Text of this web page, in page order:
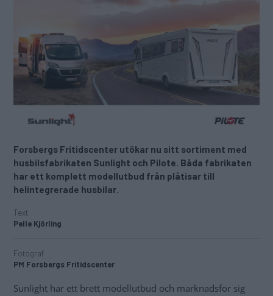
Forsbergs Fritidscenter utökar nu sitt sortiment med
husbilsfabrikaten Sunlight och Pilote. Båda fabrikaten
har ett komplett modellutbud från plåtisar till
helintegrerade husbilar.
Text
Pelle Kjörling
Fotograf
PM Forsbergs Fritidscenter
Sunlight har ett brett modellutbud och marknadsför sig